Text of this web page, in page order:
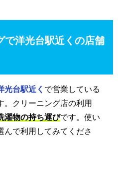
で洋光台駅近くの店舗
光台駅近く で営業している
。クリーニング店の利用
濯物の持ち運びです。使い
んで利用してみてくださ